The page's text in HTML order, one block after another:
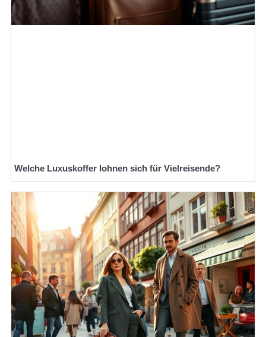
Welche Luxuskoffer lohnen sich für Vielreisende?